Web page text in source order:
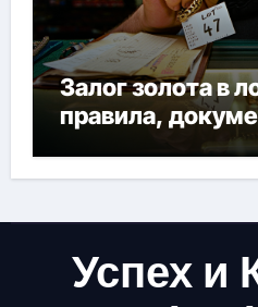
Залог золота в
правила,
Успех и